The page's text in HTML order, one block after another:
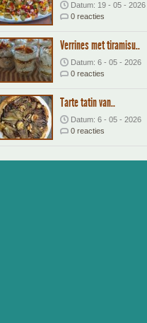
Datum: 19 - 05 - 2026
0 reacties
Verrines met tiramisu..
Datum: 6 - 05 - 2026
0 reacties
Tarte tatin van..
Datum: 6 - 05 - 2026
0 reacties